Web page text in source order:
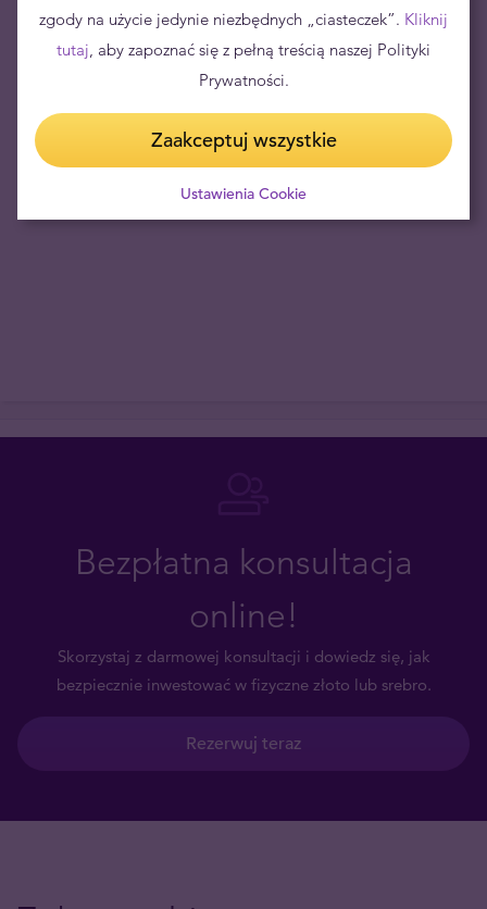
Cena uncji srebra wyrażona w PLN uległa zmianie o 344.96% w
ciągu ostatnich 8 lat – w tym okresie najniższe notowanie wyniosło
46,50 PLN/oz, a najwyższe 430,52 PLN/oz. Aktualny kurs srebra na
Uwaga! Cena tego produktu jest uzależniona od cen na rynkach
finansowych, zgodnie z art. 38 pkt. 2 Ustawy o prawach
Bezpłatna konsultacja
online!
Skorzystaj z darmowej konsultacji i dowiedz się, jak
bezpiecznie inwestować w fizyczne złoto lub srebro.
Rezerwuj teraz
zgody na użycie jedynie niezbędnych „ciasteczek”. Kliknij
tutaj, aby zapoznać się z pełną treścią naszej Polityki
Prywatności.
Zaakceptuj wszystkie
Ustawienia Cookie